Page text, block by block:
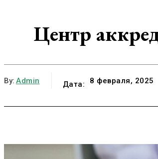
Центр
By: Admin Дата: 8 февраля, 2025